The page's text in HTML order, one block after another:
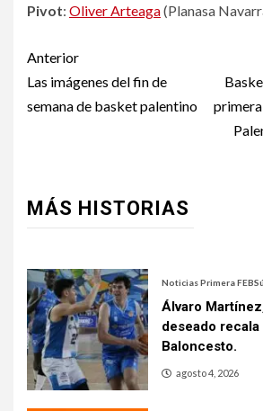
Pivot: Oliver Arteaga(Planasa
Anterior
Las imágenes del fin de
semana de basket palentino
MÁS HISTORIAS
Noticias Primera FEB
Álvaro
deseado
Baloncesto.
agosto 4, 2026